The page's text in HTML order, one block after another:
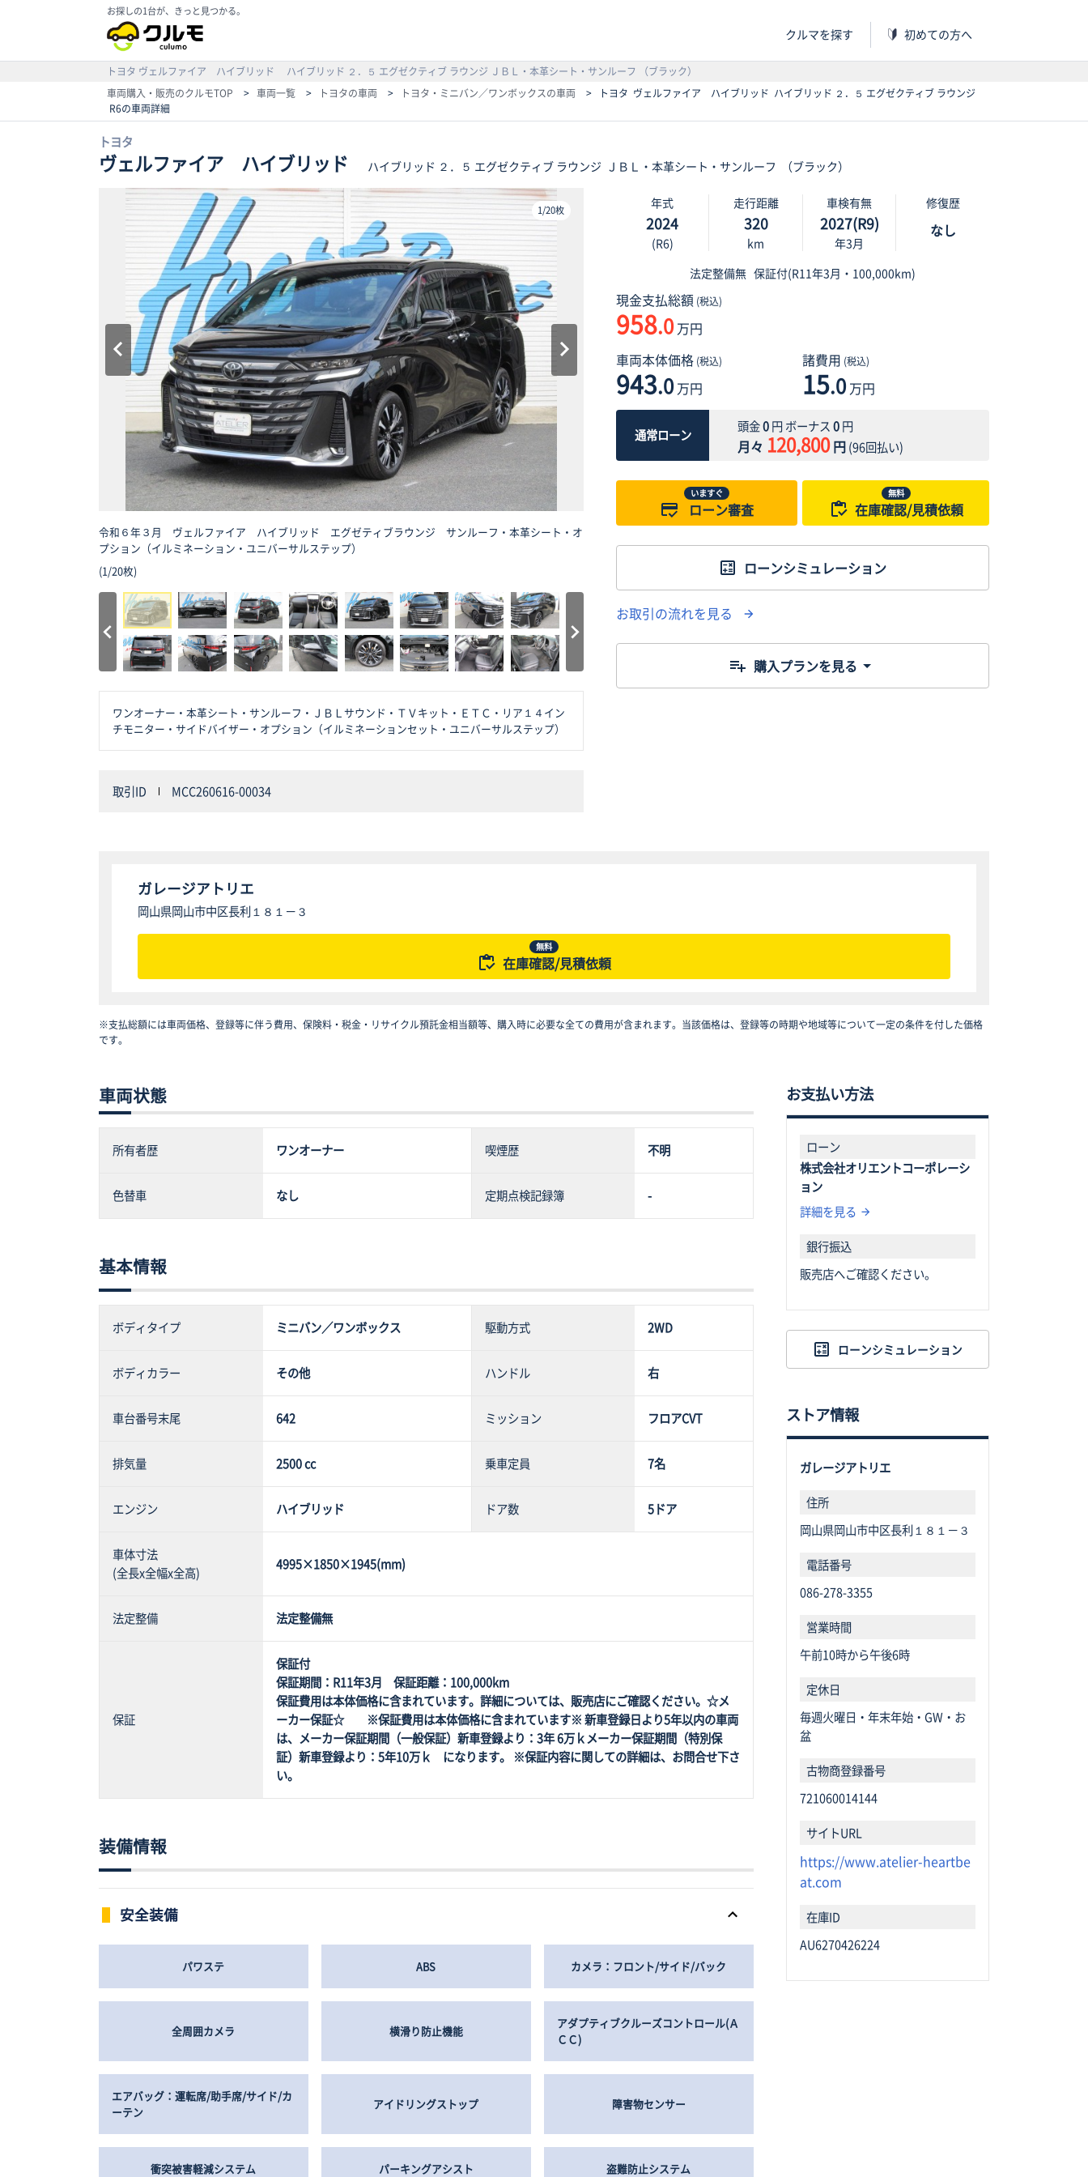
お探しの1台が、きっと見つかる。
クルマを探す 初めての方へ
トヨタ ヴェルファイア ハイブリッド ハイブリッド ２．５ エグゼクティブ ラウンジ ＪＢＬ・本革シート・サンルーフ （ブラック）
車両購入・販売のクルモTOP
> 車両一覧 > トヨタの車両 > トヨタ・ミニバン／ワンボックスの車両 >
トヨタ ヴェルファイア ハイブリッド ハイブリッド ２．５ エグゼクティブ ラウンジ
R6の車両詳細
トヨタ
ヴェルファイア ハイブリッド ハイブリッド ２．５ エグゼクティブ ラウンジ ＪＢＬ・本革シート・サンルーフ （ブラック）
1/20枚
令和６年３月 ヴェルファイア ハイブリッド エグゼティブラウンジ サンルーフ・本革シート・オ
プション（イルミネーション・ユニバーサルステップ）
(1/20枚)
ワンオーナー・本革シート・サンルーフ・ＪＢＬサウンド・ＴＶキット・ＥＴＣ・リア１４イン
チモニター・サイドバイザー・オプション（イルミネーションセット・ユニバーサルステップ）
取引ID MCC260616-00034
年式
2024
(R6)
走行距離
320
km
車検有無
2027(R9)
年3月
修復歴
なし
法定整備無 保証付(R11年3月・100,000km)
現金支払総額 (税込)
958.0 万円
車両本体価格(税込)
943.0 万円
諸費用 (税込)
15.0万円
通常ローン 頭金0円 ボーナス0円
月々 120,800円(96回払い)
いますぐ
ローン審査
無料
在庫確認/見積依頼
ローンシミュレーション
お取引の流れを見る
購入プランを見る
ガレージアトリエ
岡山県岡山市中区長利１８１－３
無料
在庫確認/見積依頼
※支払総額には車両価格、登録等に伴う費用、保険料・税金・リサイクル預託金相当額等、購入時に必要な全ての費用が含まれます。当該価格は、登録等の時期や地域等について一定の条件を付した価格
です。
車両状態
所有者歴 ワンオーナー 喫煙歴 不明
色替車 なし 定期点検記録簿 -
基本情報
ボディタイプ ミニバン／ワンボックス 駆動方式 2WD
ボディカラー その他 ハンドル 右
車台番号末尾 642 ミッション フロアCVT
排気量 2500 cc 乗車定員 7名
エンジン ハイブリッド ドア数 5ドア
車体寸法
(全長x全幅x全高)
4995×1850×1945(mm)
法定整備 法定整備無
保証
保証付
保証期間：R11年3月 保証距離：100,000km
保証費用は本体価格に含まれています。詳細については、販売店にご確認ください。☆メ
ーカー保証☆ ※保証費用は本体価格に含まれています※ 新車登録日より5年以内の車両
は、メーカー保証期間（一般保証）新車登録より：3年 6万ｋメーカー保証期間（特別保
証）新車登録より：5年10万ｋ になります。 ※保証内容に関しての詳細は、お問合せ下さ
い。
装備情報
安全装備
パワステ ABS カメラ：フロント/サイド/バック
全周囲カメラ 横滑り防止機能
アダプティブクルーズコントロール(Ａ
ＣＣ)
エアバッグ：運転席/助手席/サイド/カ
ーテン
アイドリングストップ 障害物センサー
衝突被害軽減システム パーキングアシスト 盗難防止システム
お支払い方法
ローン
株式会社オリエントコーポレーシ
ョン
詳細を見る
銀行振込
販売店へご確認ください。
ローンシミュレーション
ストア情報
ガレージアトリエ
住所
岡山県岡山市中区長利１８１－３
電話番号
086-278-3355
営業時間
午前10時から午後6時
定休日
毎週火曜日・年末年始・GW・お
盆
古物商登録番号
721060014144
サイトURL
https://www.atelier-heartbe
at.com
在庫ID
AU6270426224